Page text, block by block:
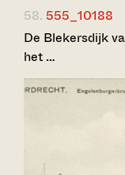
58. 555_10188
De Blekersdijk
het …